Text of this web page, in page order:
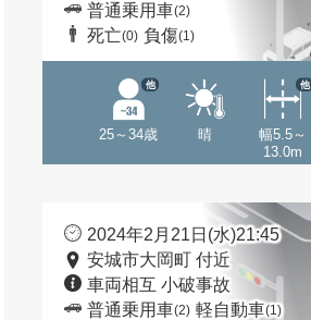
普通乗用車(2)
死亡(0) 負傷(1)
25～34歳
他
晴
幅5.5～
13.0m
他
2024年2月21日(水)21:45
安城市大岡町 付近
車両相互 小破事故
普通乗用車(2) 軽自動車(1)